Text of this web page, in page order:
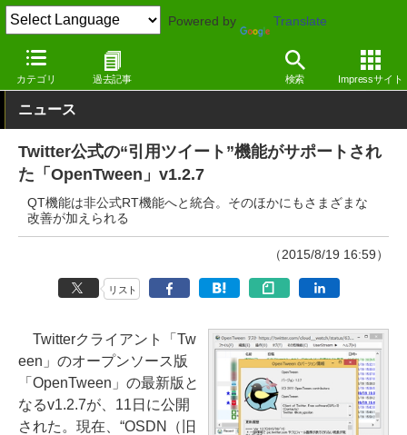
Powered by Translate
カテゴリ 過去記事 検索 Impressサイト
窓の杜 インターネット Windows
ニュース
Twitter公式の“引用ツイート”機能がサポートされ
た「OpenTween」v1.2.7
QT機能は非公式RT機能へと統合。そのほかにもさまざまな
改善が加えられる
（2015/8/19 16:59）
リスト
Twitterクライアント「Tw
een」のオープンソース版
「OpenTween」の最新版と
なるv1.2.7が、11日に公開
された。現在、“OSDN（旧